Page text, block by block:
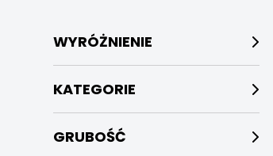
WYRÓŻNIENIE
KATEGORIE
GRUBOŚĆ